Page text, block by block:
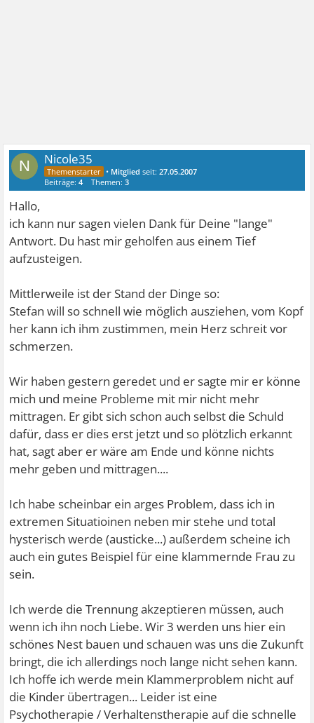
N Nicole35
• Mitglied seit:27.05.2007
Beiträge:4 Themen:3
Hallo,
ich kann nur sagen vielen Dank für Deine "lange"
Antwort. Du hast mir geholfen aus einem Tief
aufzusteigen.
Mittlerweile ist der Stand der Dinge so:
Stefan will so schnell wie möglich ausziehen, vom Kopf
her kann ich ihm zustimmen, mein Herz schreit vor
schmerzen.
Wir haben gestern geredet und er sagte mir er könne
mich und meine Probleme mit mir nicht mehr
mittragen. Er gibt sich schon auch selbst die Schuld
dafür, dass er dies erst jetzt und so plötzlich erkannt
hat, sagt aber er wäre am Ende und könne nichts
mehr geben und mittragen....
Ich habe scheinbar ein arges Problem, dass ich in
extremen Situatioinen neben mir stehe und total
hysterisch werde (austicke...) außerdem scheine ich
auch ein gutes Beispiel für eine klammernde Frau zu
sein.
Ich werde die Trennung akzeptieren müssen, auch
wenn ich ihn noch Liebe. Wir 3 werden uns hier ein
schönes Nest bauen und schauen was uns die Zukunft
bringt, die ich allerdings noch lange nicht sehen kann.
Ich hoffe ich werde mein Klammerproblem nicht auf
die Kinder übertragen... Leider ist eine
Psychotherapie / Verhaltenstherapie auf die schnelle